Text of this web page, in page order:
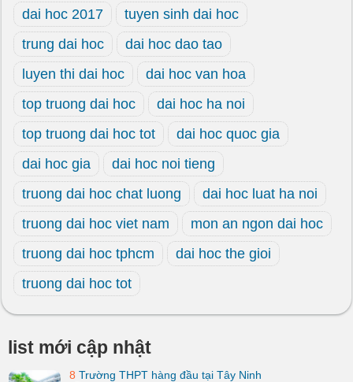
dai hoc 2017
tuyen sinh dai hoc
trung dai hoc
dai hoc dao tao
luyen thi dai hoc
dai hoc van hoa
top truong dai hoc
dai hoc ha noi
top truong dai hoc tot
dai hoc quoc gia
dai hoc gia
dai hoc noi tieng
truong dai hoc chat luong
dai hoc luat ha noi
truong dai hoc viet nam
mon an ngon dai hoc
truong dai hoc tphcm
dai hoc the gioi
truong dai hoc tot
list mới cập nhật
8 Trường THPT hàng đầu tại Tây Ninh